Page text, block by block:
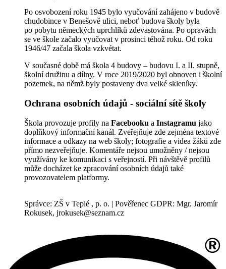
Po osvobození roku 1945 bylo vyučování zahájeno v budově
chudobince v Benešově ulici, neboť budova školy byla
po pobytu německých uprchlíků zdevastována. Po opravách
se ve škole začalo vyučovat v prosinci téhož roku. Od roku
1946/47 začala škola vzkvétat.
V současné době má škola 4 budovy – budovu I. a II. stupně,
školní družinu a dílny. V roce 2019/2020 byl obnoven i školní
pozemek, na němž byly postaveny dva velké skleníky.
Ochrana osobních údajů - sociální sítě školy
Škola provozuje profily na Facebooku a Instagramu jako
doplňkový informační kanál. Zveřejňuje zde zejména textové
informace a odkazy na web školy; fotografie a videa žáků zde
přímo nezveřejňuje. Komentáře nejsou umožněny / nejsou
využívány ke komunikaci s veřejností. Při návštěvě profilů
může docházet ke zpracování osobních údajů také
provozovatelem platformy.
Správce: ZŠ v Teplé , p. o. | Pověřenec GDPR: Mgr. Jaromír
Rokusek, jrokusek@seznam.cz